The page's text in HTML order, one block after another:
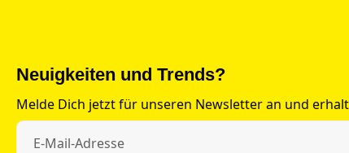
Neuigkeiten und Trends?
Melde Dich jetzt für unseren Newsletter an und